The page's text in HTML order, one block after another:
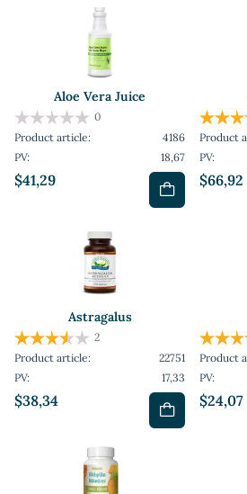
Aloe Vera Juice
$41,29
0
Product article:
4186
PV:
18,67
$66,92
Product
PV:
Astragalus
$38,34
2
Product article:
22751
PV:
17,33
$24,07
Product
PV: